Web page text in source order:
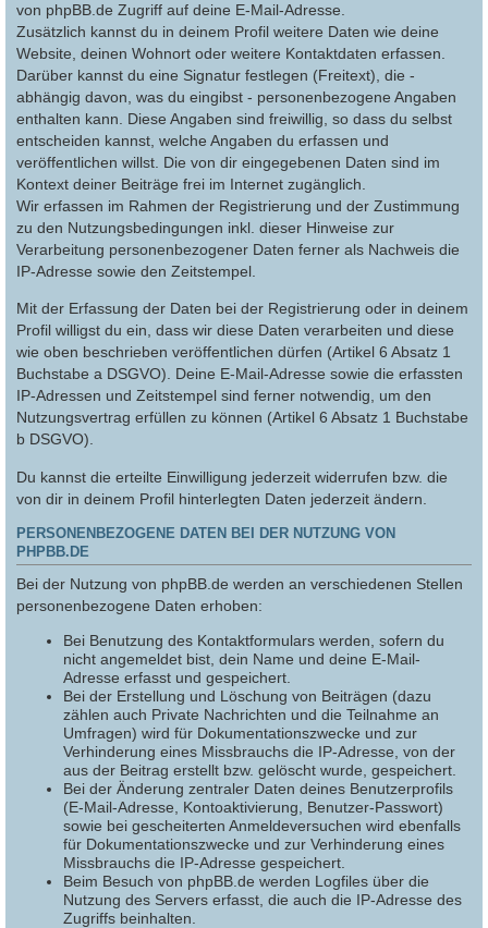
von phpBB.de Zugriff auf deine E-Mail-Adresse.
Zusätzlich kannst du in deinem Profil weitere Daten wie deine
Website, deinen Wohnort oder weitere Kontaktdaten erfassen.
Darüber kannst du eine Signatur festlegen (Freitext), die -
abhängig davon, was du eingibst - personenbezogene Angaben
enthalten kann. Diese Angaben sind freiwillig, so dass du selbst
entscheiden kannst, welche Angaben du erfassen und
veröffentlichen willst. Die von dir eingegebenen Daten sind im
Kontext deiner Beiträge frei im Internet zugänglich.
Wir erfassen im Rahmen der Registrierung und der Zustimmung
zu den Nutzungsbedingungen inkl. dieser Hinweise zur
Verarbeitung personenbezogener Daten ferner als Nachweis die
IP-Adresse sowie den Zeitstempel.
Mit der Erfassung der Daten bei der Registrierung oder in deinem
Profil willigst du ein, dass wir diese Daten verarbeiten und diese
wie oben beschrieben veröffentlichen dürfen (Artikel 6 Absatz 1
Buchstabe a DSGVO). Deine E-Mail-Adresse sowie die erfassten
IP-Adressen und Zeitstempel sind ferner notwendig, um den
Nutzungsvertrag erfüllen zu können (Artikel 6 Absatz 1 Buchstabe
b DSGVO).
Du kannst die erteilte Einwilligung jederzeit widerrufen bzw. die
von dir in deinem Profil hinterlegten Daten jederzeit ändern.
PERSONENBEZOGENE DATEN BEI DER NUTZUNG VON
PHPBB.DE
Bei der Nutzung von phpBB.de werden an verschiedenen Stellen
personenbezogene Daten erhoben:
Bei Benutzung des Kontaktformulars werden, sofern du
nicht angemeldet bist, dein Name und deine E-Mail-
Adresse erfasst und gespeichert.
Bei der Erstellung und Löschung von Beiträgen (dazu
zählen auch Private Nachrichten und die Teilnahme an
Umfragen) wird für Dokumentationszwecke und zur
Verhinderung eines Missbrauchs die IP-Adresse, von der
aus der Beitrag erstellt bzw. gelöscht wurde, gespeichert.
Bei der Änderung zentraler Daten deines Benutzerprofils
(E-Mail-Adresse, Kontoaktivierung, Benutzer-Passwort)
sowie bei gescheiterten Anmeldeversuchen wird ebenfalls
für Dokumentationszwecke und zur Verhinderung eines
Missbrauchs die IP-Adresse gespeichert.
Beim Besuch von phpBB.de werden Logfiles über die
Nutzung des Servers erfasst, die auch die IP-Adresse des
Zugriffs beinhalten.